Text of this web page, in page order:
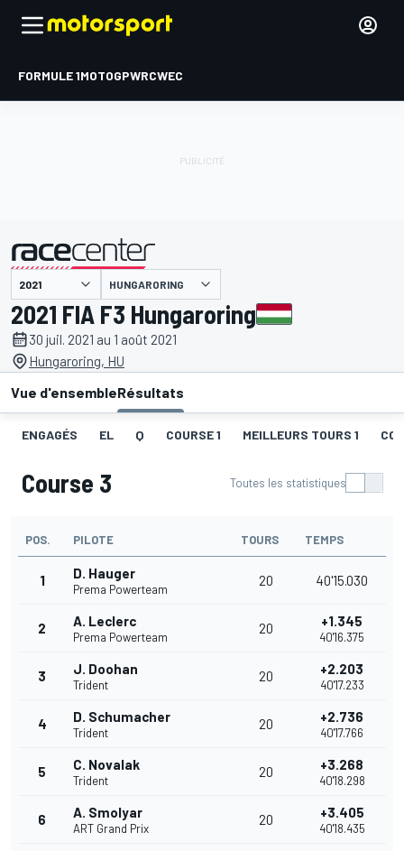
FORMULE 1MOTOGPWRCWEC
présenté par HUNGARORING
2021 FIA F3 Hungaroring
30 juil. 2021 au 1 août 2021
Hungaroring, HU
Vue d'ensembleRésultats
ENGAGÉS EL Q COURSE 1 MEILLEURS TOURS 1
Course 3 Toutes les statistiques
POS. PILOTE TOURS TEMPS
1 D. Hauger
Prema Powerteam
20 40'15.030
2 A. Leclerc
Prema Powerteam
20 +1.345
40'16.375
3 J. Doohan
Trident
20 +2.203
40'17.233
4 D. Schumacher
Trident
20 +2.736
40'17.766
5 C. Novalak
Trident
20 +3.268
40'18.298
6 A. Smolyar
ART Grand Prix
20 +3.405
40'18.435